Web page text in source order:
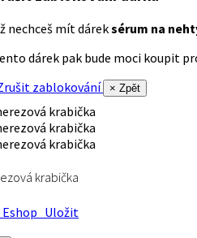
nechceš mít dáreksérum na
dárek pak bude moci koupit
zablokování
× Zpět
krabička
Uložit